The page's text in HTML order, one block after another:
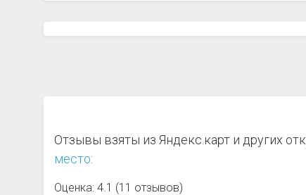
Отзывы взяты из Яндекс.карт и других
место:
Оценка: 4.1 (11 отзывов)